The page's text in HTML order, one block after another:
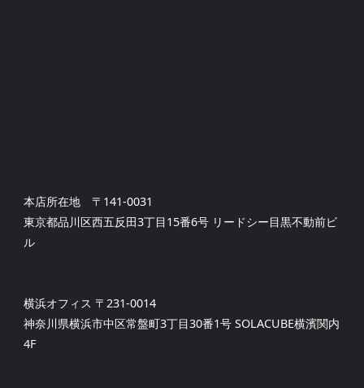
本店所在地 〒141-0031
東京都品川区西五反田3丁目15番6号 リードシー目黒不動前ビ
ル
横浜オフィス 〒231-0014
神奈川県横浜市中区常盤町3丁目30番1号 SOLACUBE横濱関内
4F